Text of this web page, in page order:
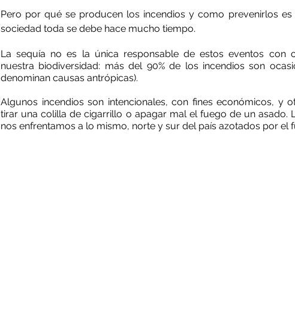
Pero por qué se producen los incendios y como prevenirlos
sociedad toda se debe hace mucho tiempo.
La sequía no es la única responsable de estos eventos con
nuestra biodiversidad: más del 90% de los incendios son
denominan causas antrópicas).
Algunos incendios son intencionales, con fines económicos, y
tirar una colilla de cigarrillo o apagar mal el fuego de un asado.
nos enfrentamos a lo mismo, norte y sur del país azotados por el